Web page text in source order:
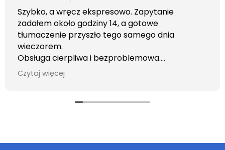
Szybko, a wręcz ekspresowo. Zapytanie
zadałem około godziny 14, a gotowe
tłumaczenie przyszło tego samego dnia
wieczorem.
Obsługa cierpliwa i bezproblemowa.
Otrzymałem wszelkie informacje i porady jaka
usługa będzie dla mnie najlepsza. Faktura także
Czytaj więcej